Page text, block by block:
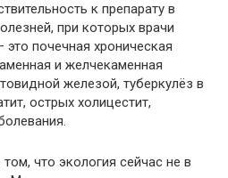
к препарату в
при которых врачи
почечная хроническая
и желчекаменная
железой, туберкулёз в
острых холицестит,
что экология сейчас не в